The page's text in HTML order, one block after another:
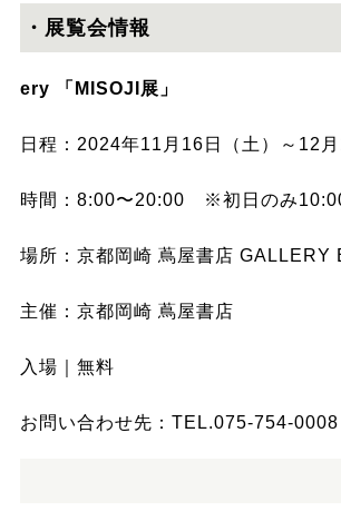
・展覧会情報
ery 「MISOJI展」
日程：2024年11月16日（土）～12月
時間：8:00〜20:00 ※初⽇のみ
場所：京都岡崎 蔦屋書店 GALLERY
主催：京都岡崎 蔦屋書店
入場｜無料
お問い合わせ先：TEL.075-754-0008